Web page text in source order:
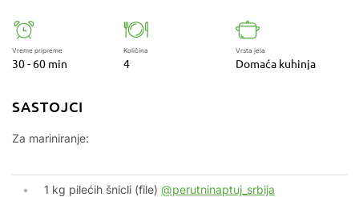
Vreme pripreme
30 - 60 min
Količina
4
Vrsta jela
Domaća kuhinja
SASTOJCI
Za mariniranje:
1 kg pilećih šnicli (file) @perutninaptuj_srbija